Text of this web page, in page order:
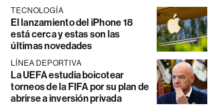
TECNOLOGÍA
El lanzamiento del iPhone 18
está cerca y estas son las
últimas novedades
LÍNEA DEPORTIVA
La UEFA estudia boicotear
torneos de la FIFA por su plan de
abrirse a inversión privada